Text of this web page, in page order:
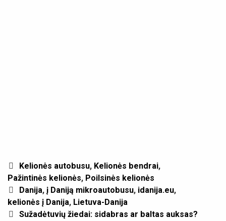
Categories
Kelionės autobusu, Kelionės bendrai,
Pažintinės kelionės, Poilsinės kelionės
Tags
Danija, į Daniją mikroautobusu, idanija.eu,
kelionės į Danija, Lietuva-Danija
PostSužadėtuvių žiedai: sidabras ar baltas auksas?